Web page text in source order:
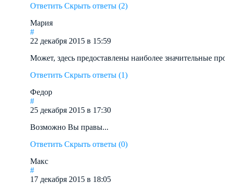
Ответить Скрыть ответы (2)
Мария
#
22 декабря 2015 в 15:59
Может, здесь предоставлены наиболее значительные
Ответить Скрыть ответы (1)
Федор
#
25 декабря 2015 в 17:30
Возможно Вы правы...
Ответить Скрыть ответы (0)
Макс
#
17 декабря 2015 в 18:05